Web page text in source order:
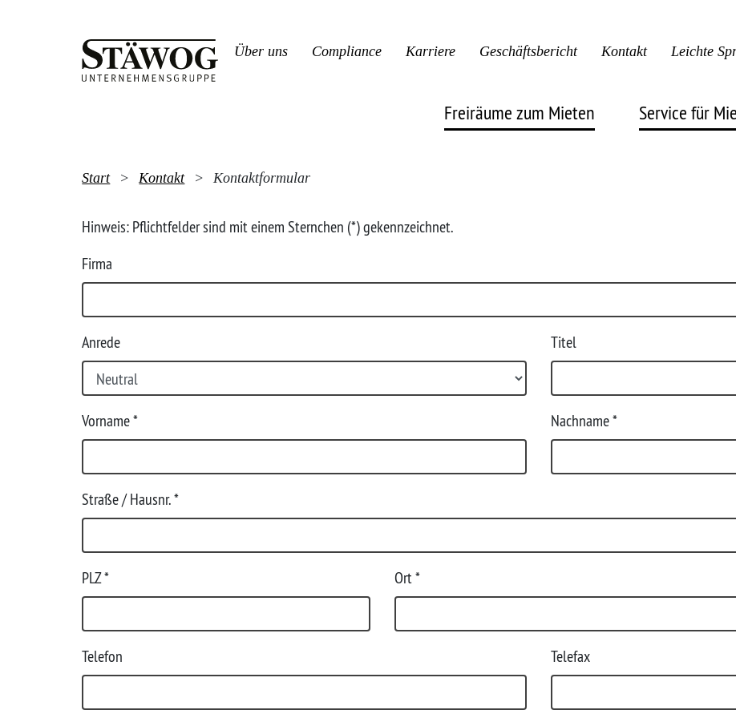
Über uns Compliance Karriere Geschäftsbericht Kontakt Leichte
Freiräume zum Mieten
Parken & Lagern
Service für
Stäwog
Start > Kontakt > Kontaktformular
Hinweis: Pflichtfelder sind mit einem Sternchen (*) gekennzeichnet.
Firma
Anrede Titel
Vorname* Nachname*
Straße / Hausnr.*
PLZ* Ort*
Telefon Telefax